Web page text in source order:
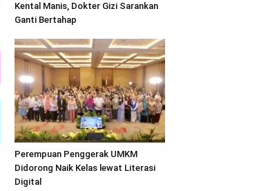
Kental Manis, Dokter Gizi Sarankan
Ganti Bertahap
Perempuan Penggerak UMKM
Didorong Naik Kelas lewat Literasi
Digital